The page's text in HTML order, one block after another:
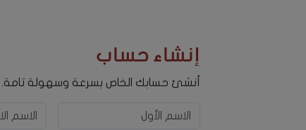
إنشاء حساب
أنشئ حسابك الخاص بسرعة وسهولة تامة.